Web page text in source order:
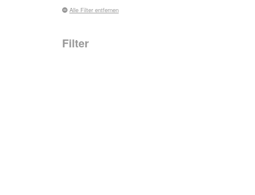
Alle Filter entfernen
Filter